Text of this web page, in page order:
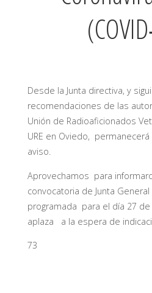
Desde la Junta directiva, y
recomendaciones de las
Unión de Radioaficionados
URE en Oviedo,
aviso.
Aprovechamos para
convocatoria de Junta
programada para el día 27
aplaza a la espera de
73